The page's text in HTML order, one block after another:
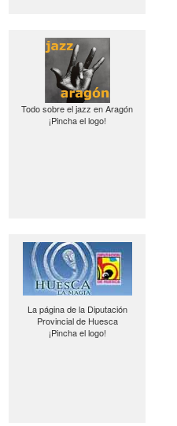
Todo sobre el jazz en Aragón
¡Pincha el logo!
La página de la Diputación
Provincial de Huesca
¡Pincha el logo!